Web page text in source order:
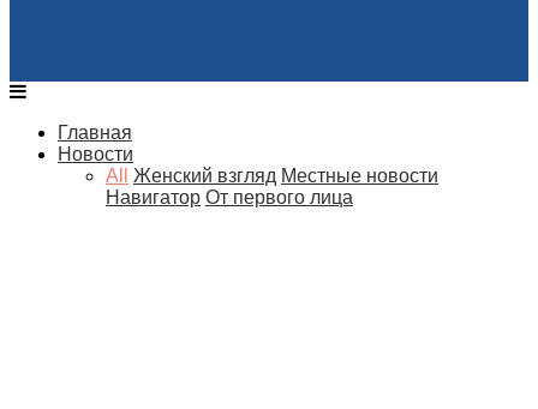
Главная
Новости
All
Женский взгляд Местные новости
Навигатор От первого лица